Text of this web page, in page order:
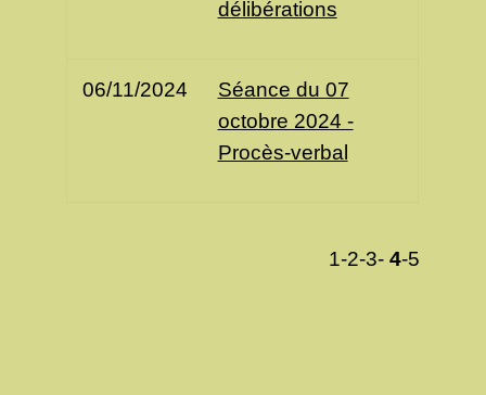
délibérations
06/11/2024
Séance du 07
octobre 2024 -
Procès-verbal
1-2-3- 4-5